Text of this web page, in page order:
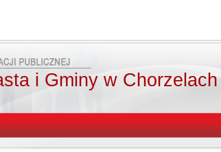
i Gminy w Chorzelach